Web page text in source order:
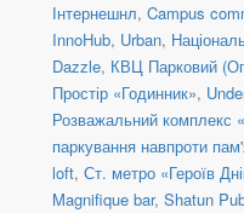
Інтернешнл, Campus
InnoHub, Urban,
Dazzle, КВЦ Парковий
Простір «Годинник»,
Розважальний комплекс
паркування навпроти
loft, Ст. метро «Героїв
Magnifique bar, Shatun